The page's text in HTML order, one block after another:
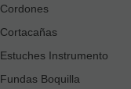
Cordones
Cortacañas
Estuches Instrumento
Fundas Boquilla